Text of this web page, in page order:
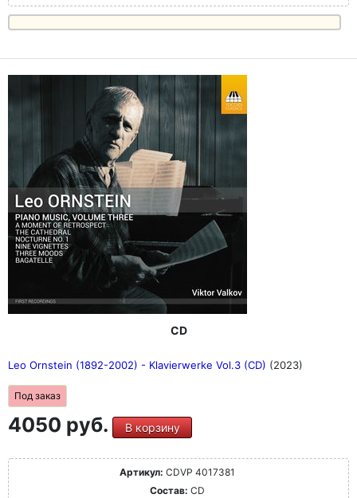
CD
Leo Ornstein (1892-2002) - Klavierwerke Vol.3 (CD) (2023)
Под заказ
4050 руб. В корзину
Артикул: CDVP 4017381
Состав: CD